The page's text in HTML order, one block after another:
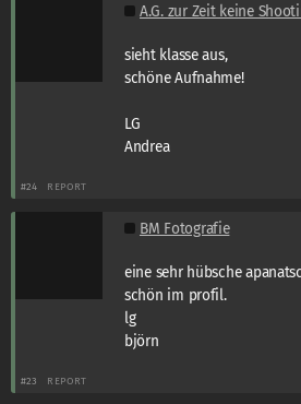
A.G. zur Zeit keine
sieht klasse aus,
schöne Aufnahme!
LG
Andrea
#24 REPORT
BM Fotografie
eine sehr hübsche
schön im profil.
lg
björn
#23 REPORT